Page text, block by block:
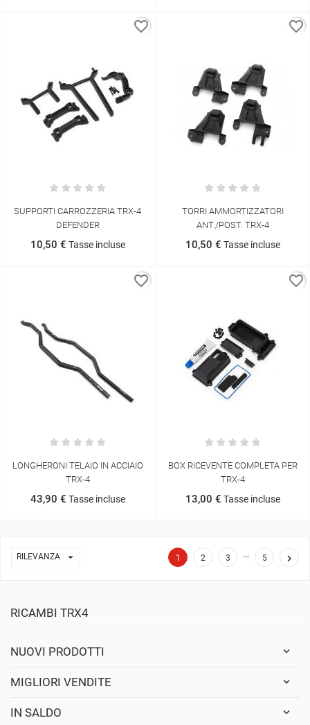
RICAMBI TRX4
NUOVI PRODOTTI
MIGLIORI VENDITE
IN SALDO
SUPPORTI CARROZZERIA TRX-4
DEFENDER
10,50 € Tasse incluse
favorite_border
TORRI AMMORTIZZATORI
ANT./POST. TRX-4
10,50 € Tasse incluse
favorite_border
LONGHERONI TELAIO IN ACCIAIO
TRX-4
43,90 € Tasse incluse
favorite_border
BOX RICEVENTE COMPLETA PER
TRX-4
13,00 € Tasse incluse
favorite_border
RILEVANZA  1 2 3 … 5 